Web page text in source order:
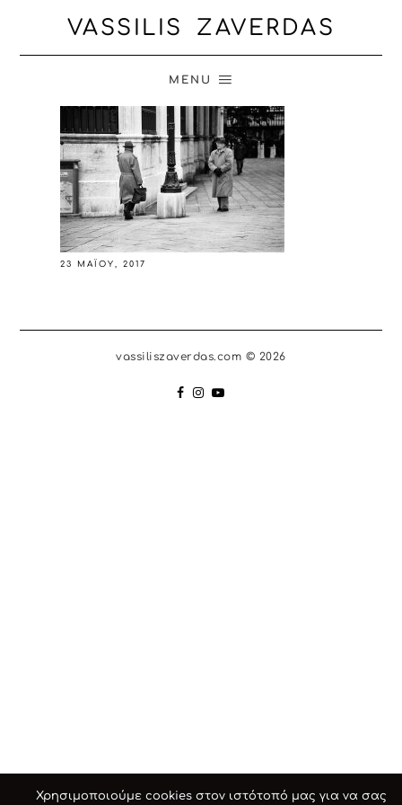
VASSILIS ZAVERDAS
MENU
23 ΜΑΪ́ΟΥ, 2017
vassiliszaverdas.com © 2026
Χρησιμοποιούμε cookies στον ιστότοπό μας για να σας